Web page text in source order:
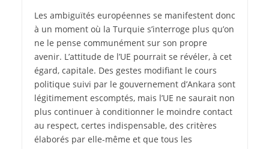
Les ambiguïtés européennes se manifestent donc
à un moment où la Turquie s’interroge plus qu’on
ne le pense communément sur son propre
avenir. L’attitude de l’UE pourrait se révéler, à cet
égard, capitale. Des gestes modifiant le cours
politique suivi par le gouvernement d’Ankara sont
légitimement escomptés, mais l’UE ne saurait non
plus continuer à conditionner le moindre contact
au respect, certes indispensable, des critères
élaborés par elle-même et que tous les